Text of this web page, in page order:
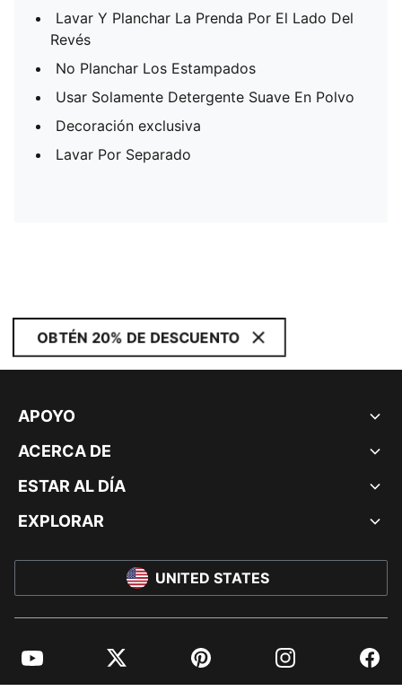
Lavar Y Planchar La Prenda Por El Lado Del
Revés
No Planchar Los Estampados
Usar Solamente Detergente Suave En Polvo
Decoración exclusiva
Lavar Por Separado
OBTÉN 20% DE DESCUENTO
APOYO
ACERCA DE
ESTAR AL DÍA
EXPLORAR
UNITED STATES
YouTube Twitter Pinterest Instagram